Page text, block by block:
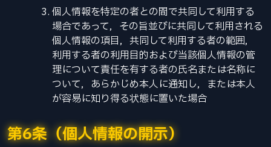
個人情報を特定の者との間で共同して利用する
場合であって，その旨並びに共同して利用される
個人情報の項目，共同して利用する者の範囲，
利用する者の利用目的および当該個人情報の管
理について責任を有する者の氏名または名称に
ついて，あらかじめ本人に通知し，または本人
が容易に知り得る状態に置いた場合
第6条（個人情報の開示）